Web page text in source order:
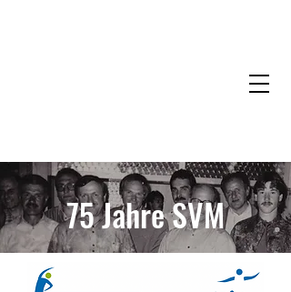
75 Jahre SVM